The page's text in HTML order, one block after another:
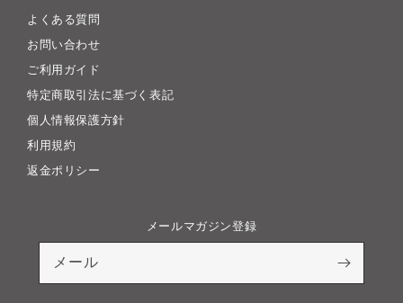
よくある質問
お問い合わせ
ご利用ガイド
特定商取引法に基づく表記
個人情報保護方針
利用規約
返金ポリシー
メールマガジン登録
メール